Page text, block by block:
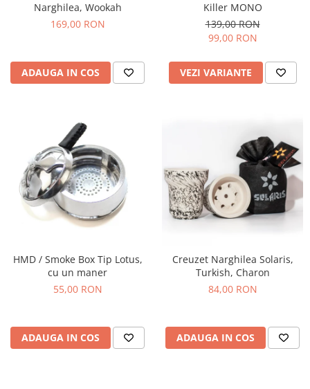
Narghilea, Wookah
169,00 RON
ADAUGA IN COS
Killer MONO
139,00 RON
99,00 RON
VEZI VARIANTE
HMD / Smoke Box Tip Lotus,
cu un maner
55,00 RON
ADAUGA IN COS
Creuzet Narghilea Solaris,
Turkish, Charon
84,00 RON
ADAUGA IN COS